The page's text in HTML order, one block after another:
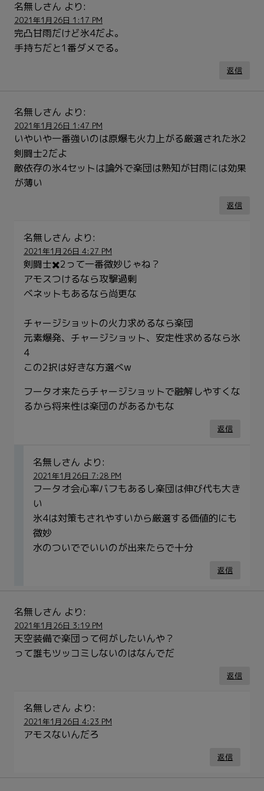
名無しさん より:
2021年1月26日 1:17 PM
完凸甘雨だけど氷4だよ。
手持ちだと1番ダメでる。
返信
名無しさん より:
2021年1月26日 1:47 PM
いやいや一番強いのは原爆も火力上がる厳選された氷2
剣闘士2だよ
敵依存の氷4セットは論外で楽団は熟知が甘雨には効果
が薄い
返信
名無しさん より:
2021年1月26日 4:27 PM
剣闘士✖️2って一番微妙じゃね？
アモスつけるなら攻撃過剰
ベネットもあるなら尚更な
チャージショットの火力求めるなら楽団
元素爆発、チャージショット、安定性求めるなら氷
4
この2択は好きな方選べw
フータオ来たらチャージショットで融解しやすくな
るから将来性は楽団のがあるかもな
返信
名無しさん より:
2021年1月26日 7:28 PM
フータオ会心率バフもあるし楽団は伸び代も大き
い
氷4は対策もされやすいから厳選する価値的にも
微妙
水のついででいいのが出来たらで十分
返信
名無しさん より:
2021年1月26日 3:19 PM
天空装備で楽団って何がしたいんや？
って誰もツッコミしないのはなんでだ
返信
名無しさん より:
2021年1月26日 4:23 PM
アモスないんだろ
返信